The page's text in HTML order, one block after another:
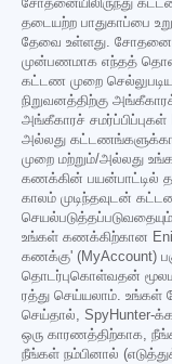
சோதனையிலிருந்து
தடையற்ற பாதுகாப்பை
தேவை உள்ளது.
முன்பணமாக எந்தத்
கட்டண முறை
நிறுவனத்திற்கு
அங்கீகாரச்
அல்லது
முறை மற்றும்/அல்லது
கணக்கின் பயன்பாட்டில்
காலம் முடிந்தவுடன்
உங்கள் கணக்கிற்கான
கணக்கு' (MyAccount)
தொடர்புகொள்வதன்
ரத்து செய்யலாம். உங்கள்
செய்தால், SpyHunter-
ஒரு காரணத்திற்காக,
நீங்கள் நம்பினால்